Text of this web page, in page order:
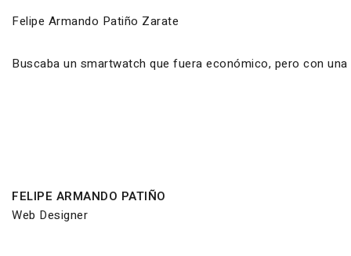
Felipe Armando Patiño Zarate
Buscaba un smartwatch que fuera económico, pero con
FELIPE ARMANDO PATIÑO
Web Designer